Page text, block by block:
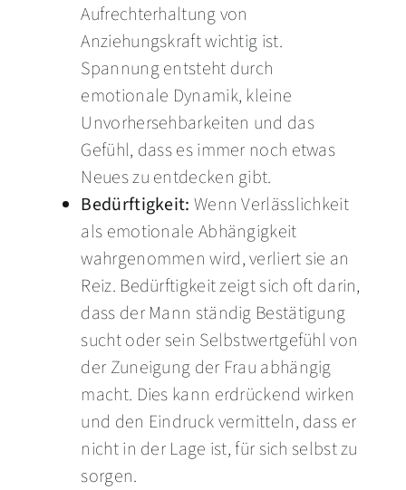
Aufrechterhaltung von
Anziehungskraft wichtig ist.
Spannung entsteht durch
emotionale Dynamik, kleine
Unvorhersehbarkeiten und das
Gefühl, dass es immer noch etwas
Neues zu entdecken gibt.
Bedürftigkeit: Wenn Verlässlichkeit
als emotionale Abhängigkeit
wahrgenommen wird, verliert sie an
Reiz. Bedürftigkeit zeigt sich oft darin,
dass der Mann ständig Bestätigung
sucht oder sein Selbstwertgefühl von
der Zuneigung der Frau abhängig
macht. Dies kann erdrückend wirken
und den Eindruck vermitteln, dass er
nicht in der Lage ist, für sich selbst zu
sorgen.